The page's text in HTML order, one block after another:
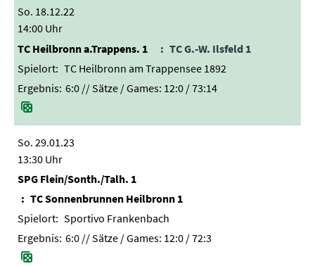
So. 18.12.22
14:00 Uhr
TC Heilbronn a.Trappens. 1
TC G.-W. Ilsfeld 1
TC Heilbronn am Trappensee 1892
6:0 // Sätze / Games: 12:0 / 73:14
So. 29.01.23
13:30 Uhr
SPG Flein/Sonth./Talh. 1
TC Sonnenbrunnen Heilbronn 1
Sportivo Frankenbach
6:0 // Sätze / Games: 12:0 / 72:3